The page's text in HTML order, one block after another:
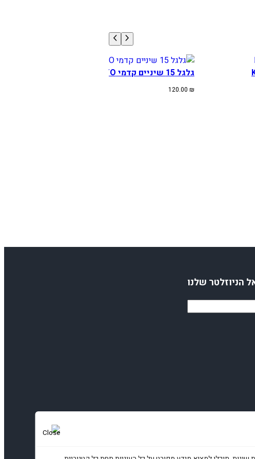
גלגל 15 שיניים קדמי KTM/GAS/HUSK/CF MOTO
120.00 ₪
הניוזלטר שלנו